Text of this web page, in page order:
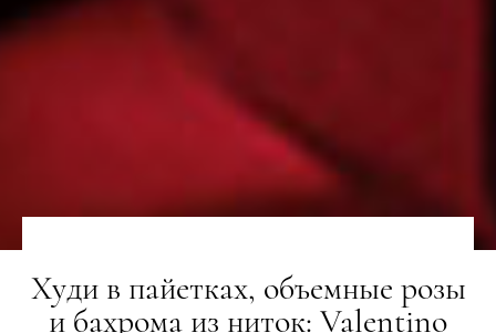
Худи в пайетках, объемные розы
и бахрома из ниток: Valentino